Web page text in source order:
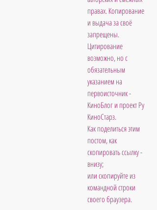
правах. Копирование
и выдача за своё
запрещены.
Цитирование
возможно, но с
обязательным
указанием на
первоисточник -
КиноБлог и проект Ру
КиноСтарз.
Как поделиться этим
постом, как
скопировать ссылку -
внизу;
или скопируйте из
командной строки
своего браузера.